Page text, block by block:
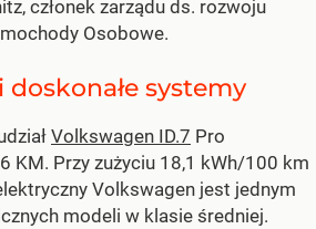
członek zarządu ds. rozwoju
Osobowe.
doskonałe systemy
Volkswagen ID.7 Pro
KM. Przy zużyciu 18,1 kWh/100 km
Volkswagen jest jednym
modeli w klasie średniej.